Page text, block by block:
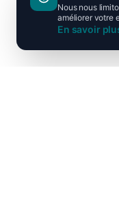
Nous nous
améliorer votre
En savoir